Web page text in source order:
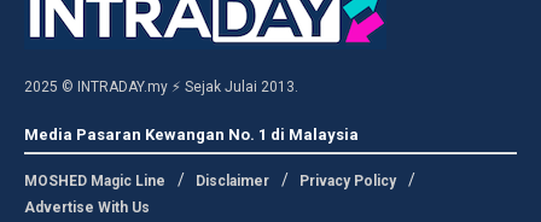
2025 © INTRADAY.my ⚡ Sejak Julai 2013.
Media Pasaran Kewangan No. 1 di Malaysia
MOSHED Magic Line Disclaimer
Privacy Policy
Advertise With Us